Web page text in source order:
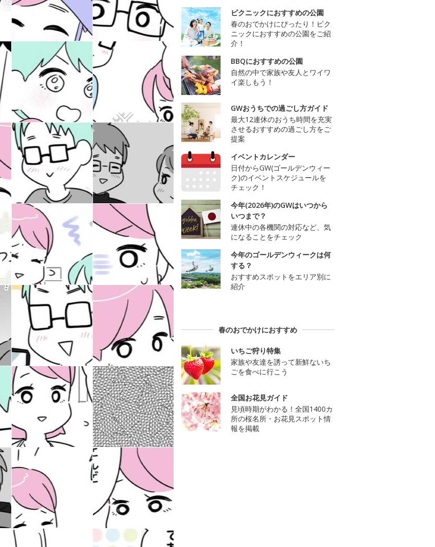
ピクニックにおすすめの公園
春のおでかけにぴったり！ピク
ニックにおすすめの公園をご紹
介！
BBQにおすすめの公園
自然の中で家族や友人とワイワ
イ楽しもう！
GWおうちでの過ごし方ガイド
最大12連休のおうち時間を充実
させるおすすめの過ごし方をご
提案
イベントカレンダー
日付からGW(ゴールデンウィー
ク)のイベントスケジュールを
チェック！
今年(2026年)のGWはいつから
いつまで？
連休中の各機関の対応など、気
になることをチェック
今年のゴールデンウィークは何
する？
おすすめスポットをエリア別に
紹介
春のおでかけにおすすめ
いちご狩り特集
家族や友達を誘って新鮮ないち
ごを食べに行こう
全国お花見ガイド
見頃時期がわかる！全国1400カ
所の桜名所・お花見スポット情
報を掲載